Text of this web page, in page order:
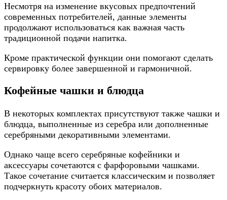
Несмотря на изменение вкусовых предпочтений
современных потребителей, данные элементы
продолжают использоваться как важная часть
традиционной подачи напитка.
Кроме практической функции они помогают сделать
сервировку более завершенной и гармоничной.
Кофейные чашки и блюдца
В некоторых комплектах присутствуют также чашки и
блюдца, выполненные из серебра или дополненные
серебряными декоративными элементами.
Однако чаще всего серебряные кофейники и
аксессуары сочетаются с фарфоровыми чашками.
Такое сочетание считается классическим и позволяет
подчеркнуть красоту обоих материалов.